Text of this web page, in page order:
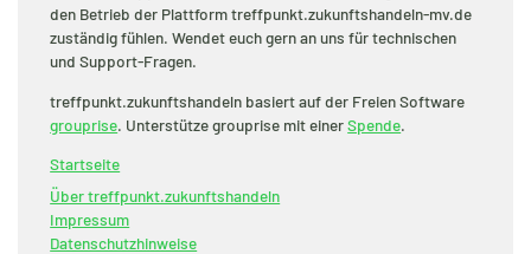
den Betrieb der Plattform treffpunkt.zukunftshandeln-mv.de
zuständig fühlen. Wendet euch gern an uns für technischen
und Support-Fragen.
treffpunkt.zukunftshandeln basiert auf der Freien Software
grouprise. Unterstütze grouprise mit einerSpende.
Startseite
Über treffpunkt.zukunftshandeln
Impressum
Datenschutzhinweise